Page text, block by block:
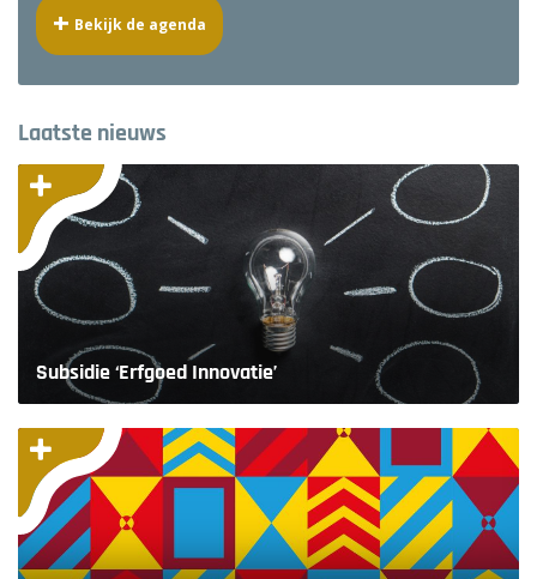
Bekijk de agenda
Laatste nieuws
Subsidie ‘Erfgoed Innovatie’